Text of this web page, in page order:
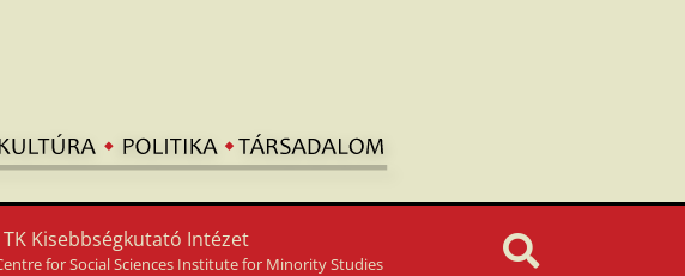
TK Kisebbségkutató Intézet
for Social Sciences Institute for Minority Studies